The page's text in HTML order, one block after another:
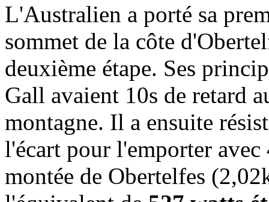
L'Australien a porté sa
sommet de la côte
deuxième étape. Ses
Gall avaient 10s de retard
montagne. Il a ensuite
l'écart pour l'emporter
montée de Obertelfes